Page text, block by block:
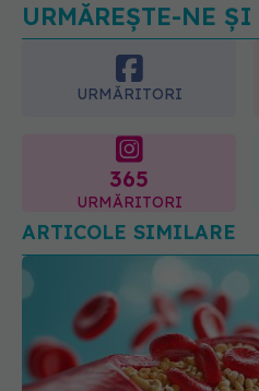
URMĂREȘTE-NE ȘI
URMĂRITORI
365
URMĂRITORI
ARTICOLE SIMILARE